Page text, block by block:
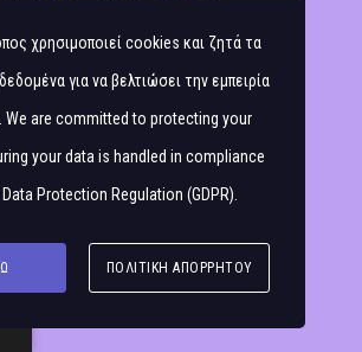
χρησιμοποιεί cookies και ζητά τα
για να βελτιώσει την εμπειρία
We are committed to protecting your
your data is handled in compliance
Protection Regulation (GDPR)
ΠΟΛΙΤΙΚΉ ΑΠΟΡΡΉΤΟΥ